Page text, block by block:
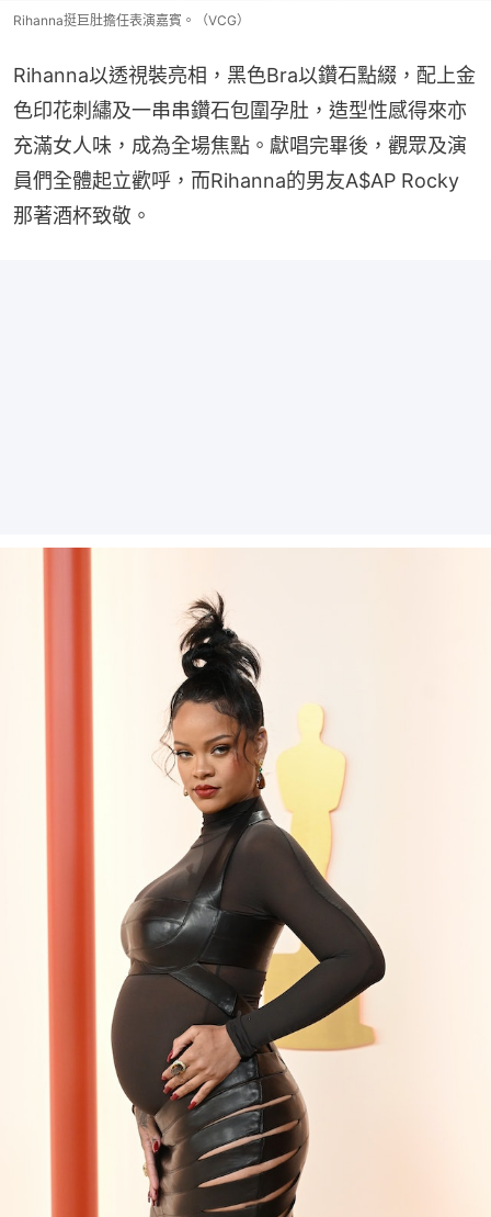
Rihanna挺巨肚擔任表演嘉賓。（VCG）
Rihanna以透視裝亮相，黑色Bra以鑽石點綴，配上金
色印花刺繡及一串串鑽石包圍孕肚，造型性感得來亦
充滿女人味，成為全場焦點。獻唱完畢後，觀眾及演
員們全體起立歡呼，而Rihanna的男友A$AP Rocky
那著酒杯致敬。